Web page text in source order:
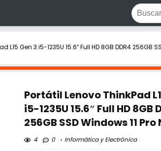
L15 Gen 3 i5-1235U 15.6″ Full HD 8GB DDR4 256GB
Portátil Lenovo ThinkPad
i5-1235U 15.6″ Full HD 8GB
256GB SSD Windows 11
4 0 Informática y Electrónica